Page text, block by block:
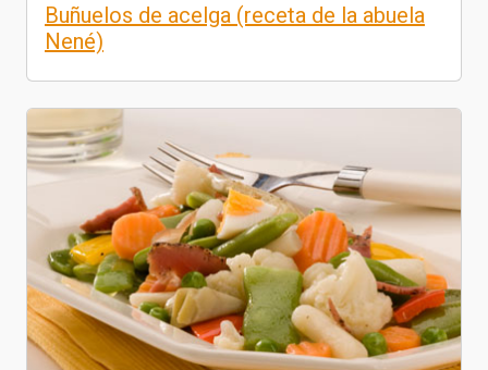
Buñuelos de acelga (receta de la abuela
Nené)